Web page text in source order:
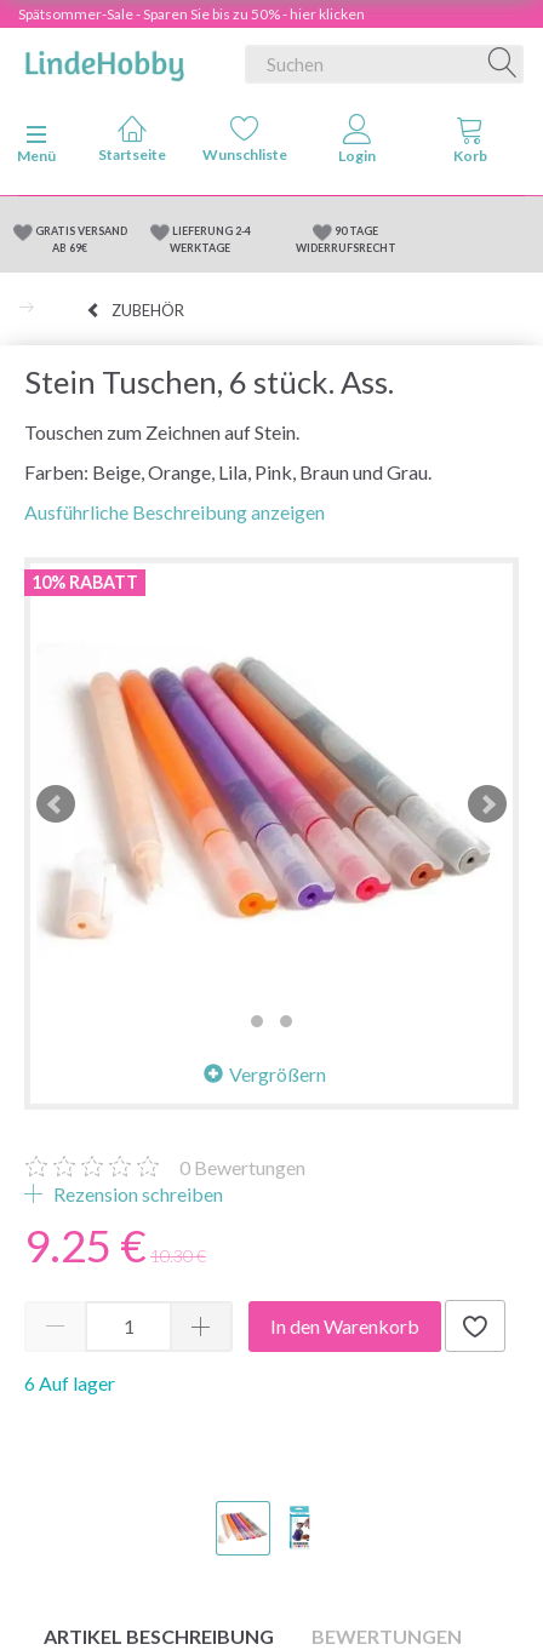
Spätsommer-Sale - Sparen Sie bis zu 50% - hier klicken
Anzeige ändern
Menü
GRATIS VERSAND
AB 69€
LIEFERUNG 2-4
WERKTAGE
90 TAGE
WIDERRUFSRECHT
ZUBEHÖR
Stein Tuschen, 6 stück. Ass.
Touschen zum Zeichnen auf Stein.
Farben: Beige, Orange, Lila, Pink, Braun und Grau.
Ausführliche Beschreibung anzeigen
10% RABATT
Vergrößern
0 Bewertungen
Rezension schreiben
9.25 € 10.30 €
In den Warenkorb
6 Auf lager
ARTIKEL BESCHREIBUNG BEWERTUNGEN